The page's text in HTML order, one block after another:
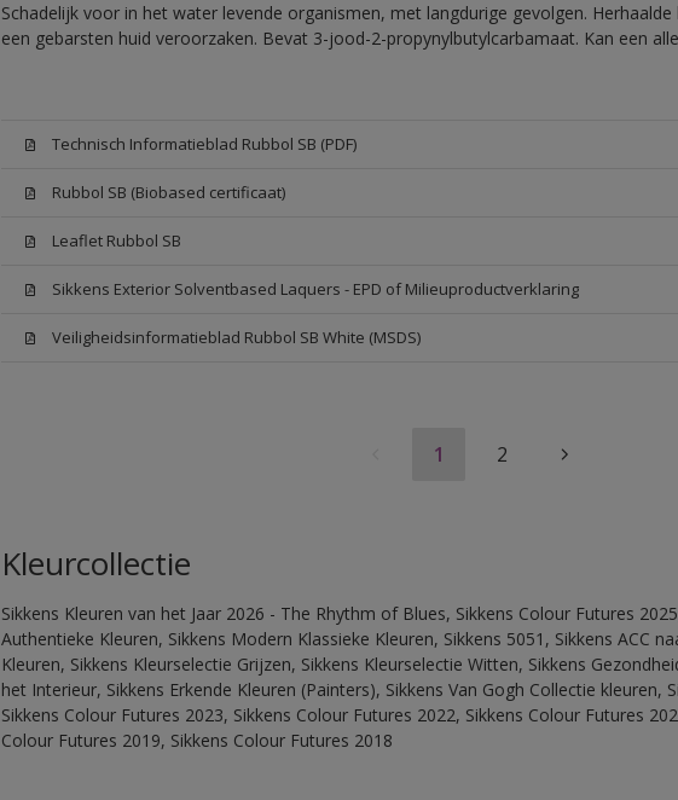
Schadelijk voor in het water levende organismen, met langdurige gevolgen.
een gebarsten huid veroorzaken. Bevat 3-jood-2-propynylbutylcarbamaat. Kan een
Technisch Informatieblad Rubbol SB (PDF)
Rubbol SB (Biobased certificaat)
Leaflet Rubbol SB
Sikkens Exterior Solventbased Laquers - EPD of Milieuproductverklaring
Veiligheidsinformatieblad Rubbol SB White (MSDS)
1 2
Kleurcollectie
Sikkens Kleuren van het Jaar 2026 - The Rhythm of Blues, Sikkens Colour Futures
Authentieke Kleuren, Sikkens Modern Klassieke Kleuren, Sikkens 5051, Sikkens ACC
Kleuren, Sikkens Kleurselectie Grijzen, Sikkens Kleurselectie Witten, Sikkens
het Interieur, Sikkens Erkende Kleuren (Painters), Sikkens Van Gogh Collectie kleuren,
Sikkens Colour Futures 2023, Sikkens Colour Futures 2022, Sikkens Colour Futures
Colour Futures 2019, Sikkens Colour Futures 2018